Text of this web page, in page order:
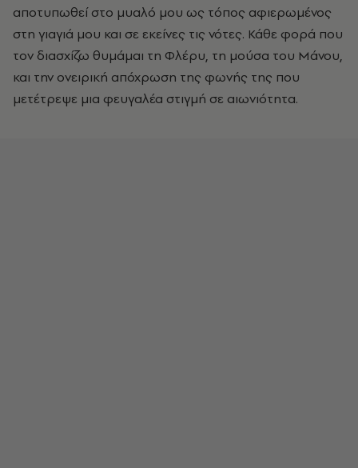
αποτυπωθεί στο μυαλό μου ως τόπος αφιερωμένος
στη γιαγιά μου και σε εκείνες τις νότες. Κάθε φορά που
τον διασχίζω θυμάμαι τη Φλέρυ, τη μούσα του Μάνου,
και την ονειρική απόχρωση της φωνής της που
μετέτρεψε μια φευγαλέα στιγμή σε αιωνιότητα.